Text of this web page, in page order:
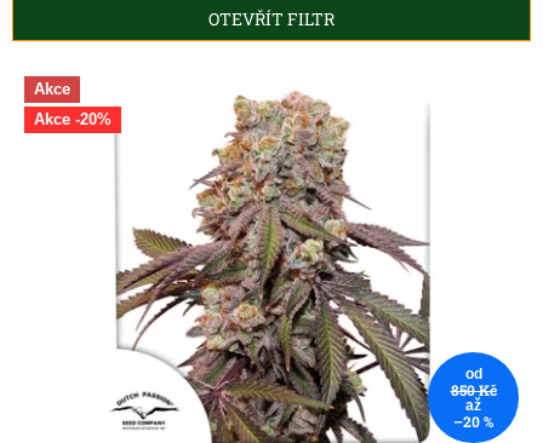
r
d
OTEVŘÍT FILTR
V
ý
p
Akce
Akce -20%
od
850 Kč
až
–20 %